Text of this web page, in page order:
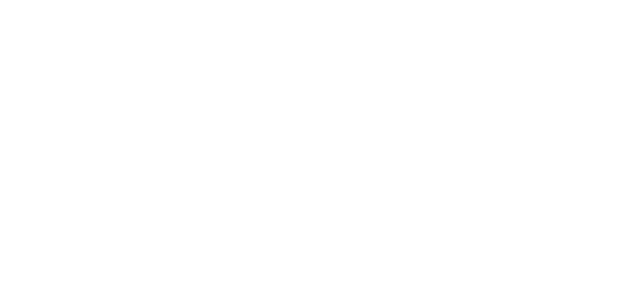
bem passadas e quer um ferro confiável para usar em casa ou para pequenos usos intensivos, este modelo
acabamento profissional e busca um aparelho durável.